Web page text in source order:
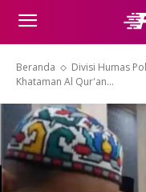
Beranda
Divisi Humas
Khataman Al Qur'an...